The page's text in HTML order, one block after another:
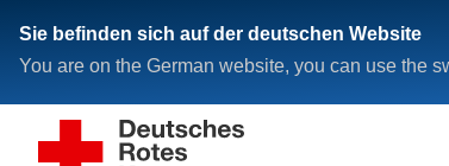
Sie befinden sich auf der deutschen Website
You are on the German website, you can use the